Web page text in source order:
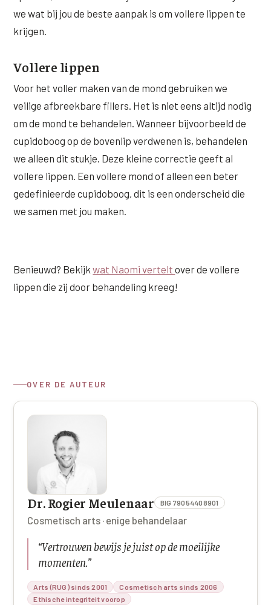
we wat bij jou de beste aanpak is om vollere lippen te
krijgen.
Vollere lippen
Voor het voller maken van de mond gebruiken we
veilige afbreekbare fillers. Het is niet eens altijd nodig
om de mond te behandelen. Wanneer bijvoorbeeld de
cupidoboog op de bovenlip verdwenen is, behandelen
we alleen dit stukje. Deze kleine correctie geeft al
vollere lippen. Een vollere mond of alleen een beter
gedefinieerde cupidoboog, dit is een onderscheid die
we samen met jou maken.
Benieuwd? Bekijkwat Naomi verteltover de vollere
lippen die zij door behandeling kreeg!
OVER DE AUTEUR
Dr. Rogier Meulenaar BIG 79054408901
Cosmetisch arts · enige behandelaar
“Vertrouwen bewijs je juist op de moeilijke
momenten. ”
Arts (RUG) sinds 2001
Cosmetisch arts sinds 2006
Ethische integriteit voorop